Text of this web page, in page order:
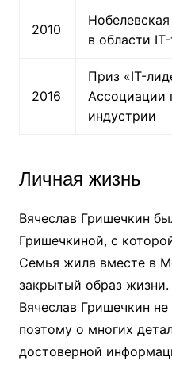
2010
в области
2016
Приз «IT-
Ассоциации
индустрии
Личная жизнь
Вячеслав Гришечкин
Гришечкиной, с
Семья жила вместе в
закрытый образ жизни.
Вячеслав Гришечкин
поэтому о многих
достоверной